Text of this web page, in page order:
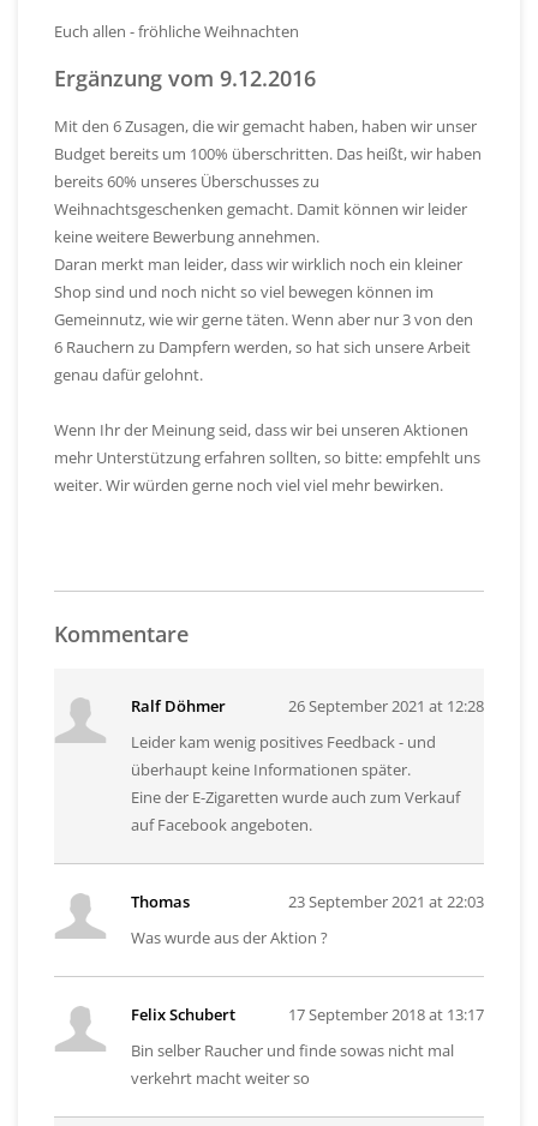
Euch allen - fröhliche Weihnachten
Ergänzung vom 9.12.2016
Mit den 6 Zusagen, die wir gemacht haben, haben wir unser
Budget bereits um 100% überschritten. Das heißt, wir haben
bereits 60% unseres Überschusses zu
Weihnachtsgeschenken gemacht. Damit können wir leider
keine weitere Bewerbung annehmen.
Daran merkt man leider, dass wir wirklich noch ein kleiner
Shop sind und noch nicht so viel bewegen können im
Gemeinnutz, wie wir gerne täten. Wenn aber nur 3 von den
6 Rauchern zu Dampfern werden, so hat sich unsere Arbeit
genau dafür gelohnt.
Wenn Ihr der Meinung seid, dass wir bei unseren Aktionen
mehr Unterstützung erfahren sollten, so bitte: empfehlt uns
weiter. Wir würden gerne noch viel viel mehr bewirken.
Kommentare
Ralf Döhmer
26 September 2021 at 12:28
Leider kam wenig positives Feedback - und
überhaupt keine Informationen später.
Eine der E-Zigaretten wurde auch zum Verkauf
auf Facebook angeboten.
Thomas
23 September 2021 at 22:03
Was wurde aus der Aktion ?
Felix Schubert
17 September 2018 at 13:17
Bin selber Raucher und finde sowas nicht mal
verkehrt macht weiter so